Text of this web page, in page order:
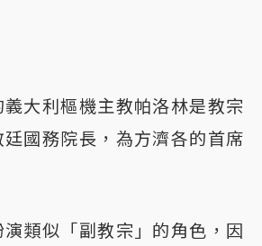
大利樞機主教帕洛林是教宗
國務院長，為方濟各的首席
類似「副教宗」的角色，因